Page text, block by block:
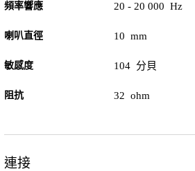
頻率響應 20 - 20 000 Hz
喇叭直徑 10 mm
敏感度 104 分貝
阻抗 32 ohm
連接